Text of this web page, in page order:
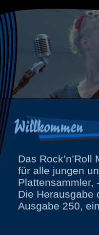
Willkommen
Das
für alle jungen
Plattensammler,
Die Herausgabe
Ausgabe 250,